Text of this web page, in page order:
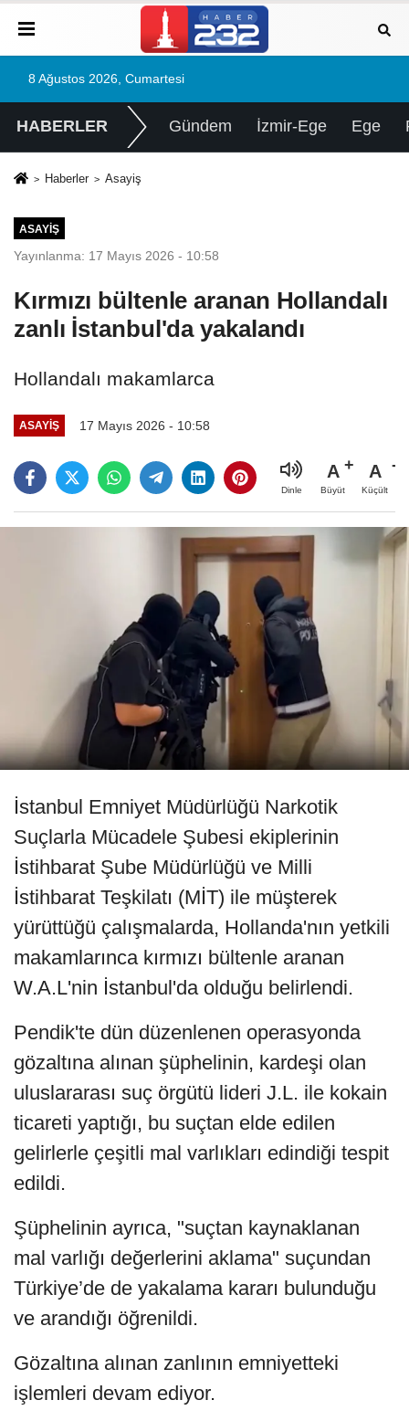
8 Ağustos 2026, Cumartesi
HABERLER Gündem İzmir-Ege Ege
Haberler Asayiş
ASAYIŞ
Yayınlanma: 17 Mayıs 2026 - 10:58
Kırmızı bültenle aranan Hollandalı
zanlı İstanbul'da yakalandı
Hollandalı makamlarca
ASAYIŞ 17 Mayıs 2026 - 10:58
Dinle
A
Büyüt
A
Küçült
İstanbul Emniyet Müdürlüğü Narkotik
Suçlarla Mücadele Şubesi ekiplerinin
İstihbarat Şube Müdürlüğü ve Milli
İstihbarat Teşkilatı (MİT) ile müşterek
yürüttüğü çalışmalarda, Hollanda'nın yetkili
makamlarınca kırmızı bültenle aranan
W.A.L'nin İstanbul'da olduğu belirlendi.
Pendik'te dün düzenlenen operasyonda
gözaltına alınan şüphelinin, kardeşi olan
uluslararası suç örgütü lideri J.L. ile kokain
ticareti yaptığı, bu suçtan elde edilen
gelirlerle çeşitli mal varlıkları edindiği tespit
edildi.
Şüphelinin ayrıca, "suçtan kaynaklanan
mal varlığı değerlerini aklama" suçundan
Türkiye’de de yakalama kararı bulunduğu
ve arandığı öğrenildi.
Gözaltına alınan zanlının emniyetteki
işlemleri devam ediyor.